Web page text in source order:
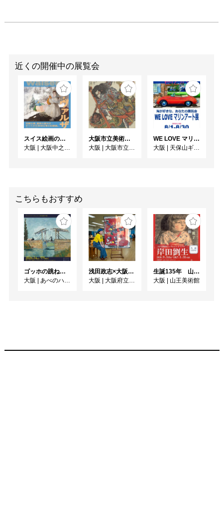
近くの開催中の展覧会
スイス絵画の異才 カール‧ヴァルザー
大阪
大阪中之島美術館
大阪市立美術館開館90周年記念特別展 「水滸伝」
大阪
大阪市立美術館
WE LOVE マリンアート展 ～海の絵で癒されよう～
大阪
天保山ギャラリー
こちらもおすすめ
ゴッホの跳ね橋と印象派の画家たち ヴァルラフ＝リヒャルツ美術館所蔵
大阪
あべのハルカス美術館
浅田政志×大阪府20世紀美術コレクション展 画家と家族のここだけの話
大阪
大阪府立江之子島文化芸術創造センター [enoco]
生誕135年 山王美術館コレクションでつづる 岸田劉生展
大阪
山王美術館